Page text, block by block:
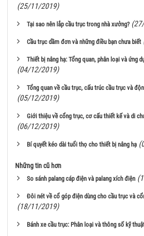
(25/11/2019)
Tại sao nên lắp cầu trục trong nhà xưởng?
Cầu trục dầm đơn và những điều bạn chưa biết
Thiết bị nâng hạ: Tổng quan, phân loại và ứng
(04/12/2019)
Tổng quan về cầu trục, cấu trúc cầu trục và
(05/12/2019)
Giới thiệu về cổng trục, cơ cấu thiết kế và di
(06/12/2019)
Bí quyết kéo dài tuổi thọ cho thiết bị nâng hạ
Những tin cũ hơn
So sánh palang cáp điện và palang xích điện
Đôi nét về cổ góp điện dùng cho cầu trục và
(18/11/2019)
Bánh xe cầu trục: Phân loại và thông số kỹ